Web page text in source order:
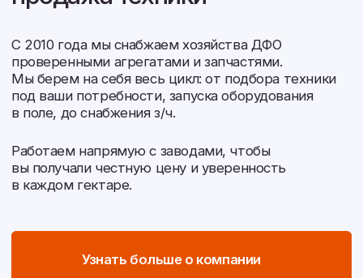
Контакты
Перезвонить вам?
Разработка сайта
2026 © Белагромаш-Восток. Все права защищены.